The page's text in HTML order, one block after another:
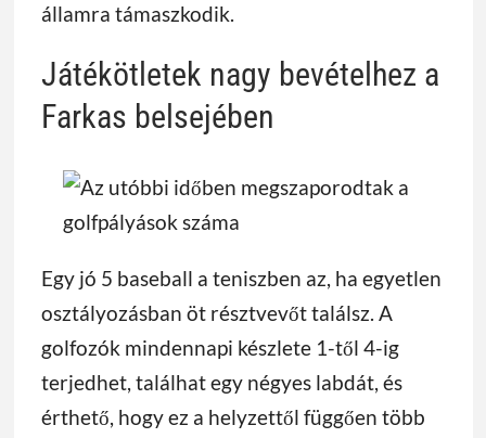
államra támaszkodik.
Játékötletek nagy bevételhez a
Farkas belsejében
Egy jó 5 baseball a teniszben az, ha egyetlen
osztályozásban öt résztvevőt találsz. A
golfozók mindennapi készlete 1-től 4-ig
terjedhet, találhat egy négyes labdát, és
érthető, hogy ez a helyzettől függően több